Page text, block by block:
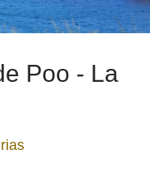
Poo - La